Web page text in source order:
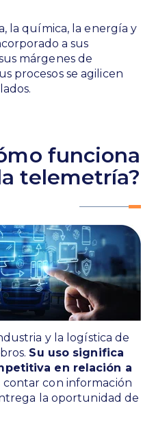
la química, la energía y
a sus
márgenes de
procesos se agilicen
funciona
telemetría?
y la logística de
Su uso significa
en relación a
contar con información
la oportunidad de